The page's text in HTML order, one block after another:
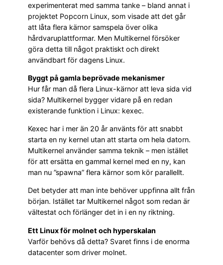
experimenterat med samma tanke – bland annat i
projektet Popcorn Linux, som visade att det går
att låta flera kärnor samspela över olika
hårdvaruplattformar. Men Multikernel försöker
göra detta till något praktiskt och direkt
användbart för dagens Linux.
Byggt på gamla beprövade mekanismer
Hur får man då flera Linux-kärnor att leva sida vid
sida? Multikernel bygger vidare på en redan
existerande funktion i Linux: kexec.
Kexec har i mer än 20 år använts för att snabbt
starta en ny kernel utan att starta om hela datorn.
Multikernel använder samma teknik – men istället
för att ersätta en gammal kernel med en ny, kan
man nu ”spawna” flera kärnor som kör parallellt.
Det betyder att man inte behöver uppfinna allt från
början. Istället tar Multikernel något som redan är
vältestat och förlänger det in i en ny riktning.
Ett Linux för molnet och hyperskalan
Varför behövs då detta? Svaret finns i de enorma
datacenter som driver molnet.